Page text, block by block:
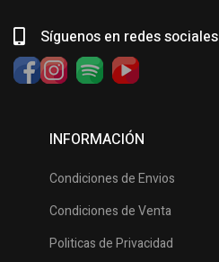
Síguenos en redes sociales
INFORMACIÓN
Condiciones de Envios
Condiciones de Venta
Politicas de Privacidad